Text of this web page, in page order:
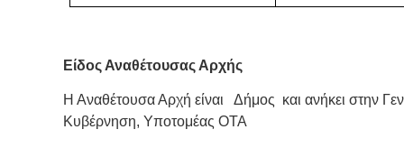
Είδος Αναθέτουσας Αρχής
Η Αναθέτουσα Αρχή είναι Δήμος και ανήκει στην
Κυβέρνηση, Υποτομέας ΟΤΑ